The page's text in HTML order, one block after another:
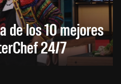
de los 10 mejores
24/7